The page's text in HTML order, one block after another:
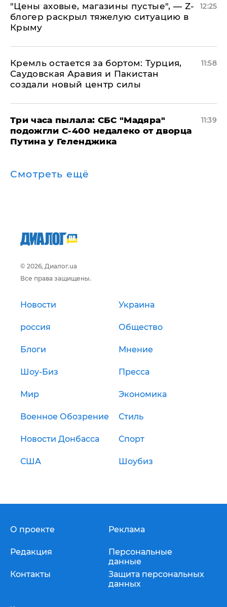
​"Цены аховые, магазины пустые", — Z-
блогер раскрыл тяжелую ситуацию в
Крыму
12:25
​Кремль остается за бортом: Турция,
Саудовская Аравия и Пакистан
создали новый центр силы
11:58
Три часа пылала: СБС "Мадяра"
подожгли С-400 недалеко от дворца
Путина у Геленджика
11:39
Смотреть ещё
© 2026, Диалог.ua
Все права защищены.
Новости Украина
россия Общество
Блоги Мнение
Шоу-Биз Пресса
Мир Экономика
Военное Обозрение Стиль
Новости Донбасса Спорт
США Шоубиз
О проекте
Редакция
Контакты
Реклама
Персональные
данные
Защита персональных
данных